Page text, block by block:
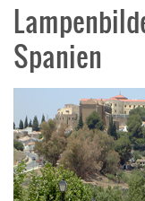
Spanien